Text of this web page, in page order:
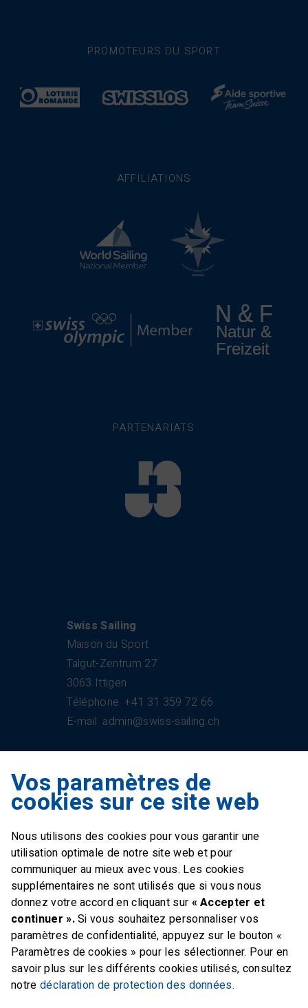
PROMOTEURS DU SPORT
AFFILIATIONS
PARTENARIATS
Swiss Sailing
Maison du Sport
Talgut-Zentrum 27
3063 Ittigen
Téléphone +41 31 359 72 66
E-mail admin@swiss-sailing.ch
Swiss Sailing Team
Industriestrasse 51
E-mail office@swiss-sailing-
team.ch
FOLLOW US ON
Twitter FacebookInstagram
Vos paramètres de
cookies sur ce site web
Nous utilisons des cookies pour vous garantir une
utilisation optimale de notre site web et pour
communiquer au mieux avec vous. Les cookies
supplémentaires ne sont utilisés que si vous nous
donnez votre accord en cliquant sur « Accepter et
continuer ».Si vous souhaitez personnaliser vos
paramètres de confidentialité, appuyez sur le bouton «
Paramètres de cookies » pour les sélectionner. Pour en
savoir plus sur les différents cookies utilisés, consultez
notre déclaration de protection des données.